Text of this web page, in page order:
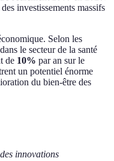
investissements massifs
Selon les
le secteur de la santé
de 10% par an sur le
un potentiel énorme
du bien-être des
innovations